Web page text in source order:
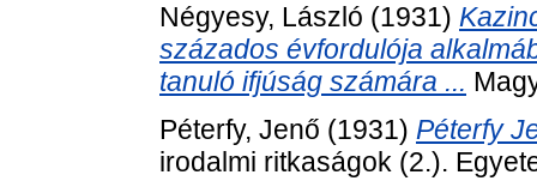
Négyesy, László (1931)
százados évfordulója
tanuló ifjúság számára ...
Péterfy, Jenő (1931) Péterfy
irodalmi ritkaságok (2.).